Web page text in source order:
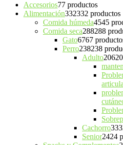
Accesorios77 productos
Alimentación332332 productos
Comida húmeda4545
Comida seca288288
Gato6767
Perro238238
Adulto206
Cachorro33
Senior2424